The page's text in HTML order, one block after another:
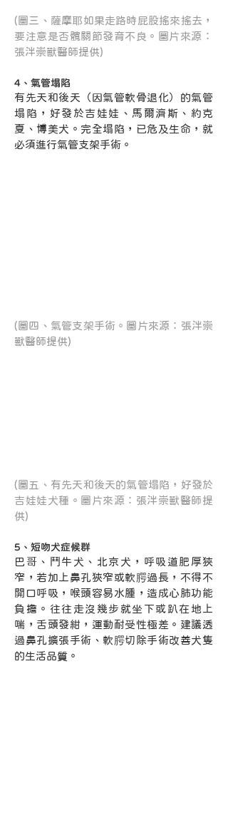
(圖三、薩摩耶如果走路時屁股搖來搖去，
要注意是否髖關節發育不良。圖片來源：
張泮崇獸醫師提供)
4、氣管塌陷
有先天和後天（因氣管軟骨退化）的氣管
塌陷，好發於吉娃娃、馬爾濟斯、約克
夏、博美犬。完全塌陷，已危及生命，就
必須進行氣管支架手術。
(圖四、氣管支架手術。圖片來源：張泮崇
獸醫師提供)
(圖五、有先天和後天的氣管塌陷，好發於
吉娃娃犬種。圖片來源：張泮崇獸醫師提
供)
5、短吻犬症候群
巴哥、鬥牛犬、北京犬，呼吸道肥厚狹
窄，若加上鼻孔狹窄或軟腭過長，不得不
開口呼吸，喉頭容易水腫，造成心肺功能
負擔。往往走沒幾步就坐下或趴在地上
喘，舌頭發紺，運動耐受性極差。建議透
過鼻孔擴張手術、軟腭切除手術改善犬隻
的生活品質。